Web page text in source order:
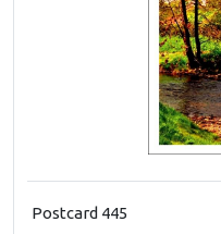
Postcard 445